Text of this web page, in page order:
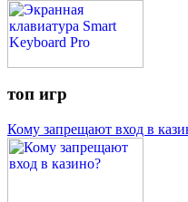
топ игр
Кому запрещают вход в